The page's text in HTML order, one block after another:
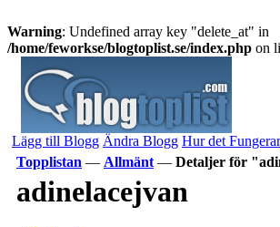
Warning: Undefined array key "delete_at" in
/home/feworkse/blogtoplist.se/index.php on
Lägg till Blogg Ändra Blogg Hur det Fungerar
Topplistan — Allmänt — Detaljer för
adinelacejvan